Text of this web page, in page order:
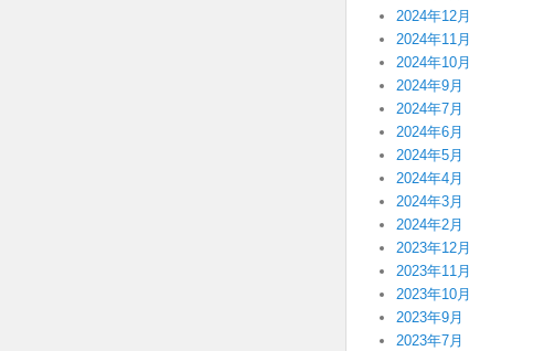
2024年12月
2024年11月
2024年10月
2024年9月
2024年7月
2024年6月
2024年5月
2024年4月
2024年3月
2024年2月
2023年12月
2023年11月
2023年10月
2023年9月
2023年7月